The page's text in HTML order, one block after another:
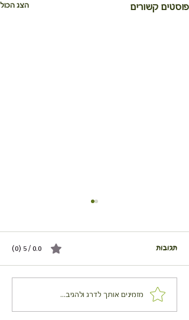
פוסטים קשורים הצג הכול
כרובית שלמה בתנור
תגובות 0.0 / 5 ‏(0)
מזמינים אותך לדרג ולהגיב...